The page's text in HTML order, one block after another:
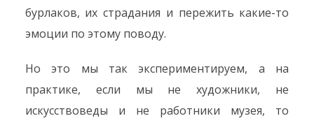
бурлаков, их страдания и пережить какие-то
эмоции по этому поводу.
Но это мы так экспериментируем, а на
практике, если мы не художники, не
искусствоведы и не работники музея, то